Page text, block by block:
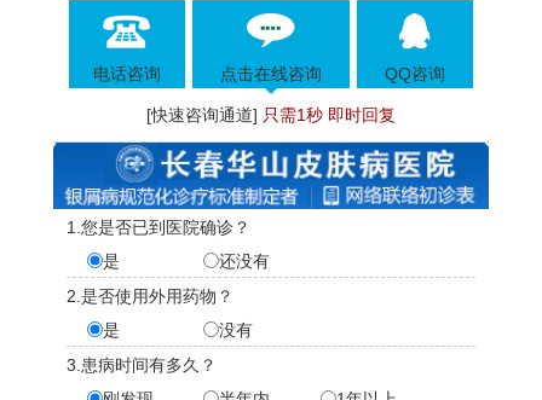
电话咨询 点击在线咨询 QQ咨询
[快速咨询通道] 只需1秒 即时回复
1.您是否已到医院确诊？
是
还没有
2.是否使用外用药物？
是
没有
3.患病时间有多久？